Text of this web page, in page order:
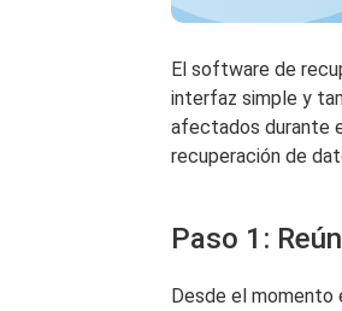
El software de
interfaz simple y
afectados durante
recuperación de
Paso 1:
Desde el momento